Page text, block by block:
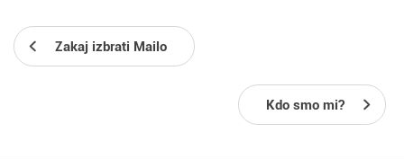
Zakaj izbrati Mailo
Kdo smo mi?